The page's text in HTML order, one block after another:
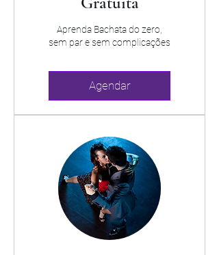
Aprenda Bachata do zero,
sem par e sem complicações
Agendar